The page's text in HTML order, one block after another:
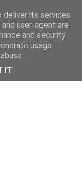
deliver its services
user-agent are
and security
usage
IT